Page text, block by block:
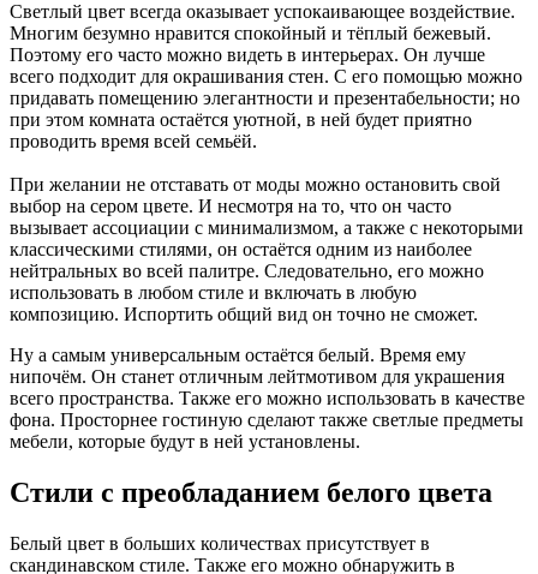
Светлый цвет всегда оказывает успокаивающее воздействие.
Многим безумно нравится спокойный и тёплый бежевый.
Поэтому его часто можно видеть в интерьерах. Он лучше
всего подходит для окрашивания стен. С его помощью можно
придавать помещению элегантности и презентабельности; но
при этом комната остаётся уютной, в ней будет приятно
проводить время всей семьёй.
При желании не отставать от моды можно остановить свой
выбор на сером цвете. И несмотря на то, что он часто
вызывает ассоциации с минимализмом, а также с некоторыми
классическими стилями, он остаётся одним из наиболее
нейтральных во всей палитре. Следовательно, его можно
использовать в любом стиле и включать в любую
композицию. Испортить общий вид он точно не сможет.
Ну а самым универсальным остаётся белый. Время ему
нипочём. Он станет отличным лейтмотивом для украшения
всего пространства. Также его можно использовать в качестве
фона. Просторнее гостиную сделают также светлые предметы
мебели, которые будут в ней установлены.
Стили с преобладанием белого цвета
Белый цвет в больших количествах присутствует в
скандинавском стиле. Также его можно обнаружить в